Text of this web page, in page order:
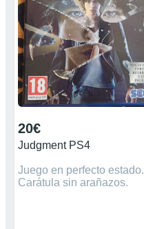
20€
Judgment PS4
Juego en perfecto estado.
Carátula sin arañazos.